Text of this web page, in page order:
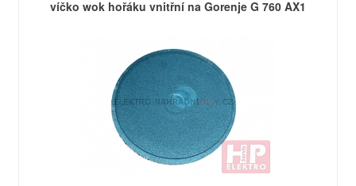
víčko wok hořáku vnitřní na Gorenje G 760 AX1